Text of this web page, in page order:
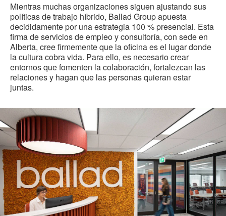
in
Mientras muchas organizaciones siguen ajustando sus
políticas de trabajo híbrido, Ballad Group apuesta
decididamente por una estrategia 100 % presencial. Esta
firma de servicios de empleo y consultoría, con sede en
Alberta, cree firmemente que la oficina es el lugar donde
la cultura cobra vida. Para ello, es necesario crear
entornos que fomenten la colaboración, fortalezcan las
relaciones y hagan que las personas quieran estar
juntas.